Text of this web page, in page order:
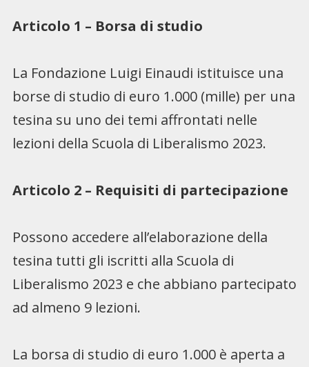
Articolo 1 – Borsa di studio
La Fondazione Luigi Einaudi istituisce una
borse di studio di euro 1.000 (mille) per una
tesina su uno dei temi affrontati nelle
lezioni della Scuola di Liberalismo 2023.
Articolo 2 – Requisiti di partecipazione
Possono accedere all’elaborazione della
tesina tutti gli iscritti alla Scuola di
Liberalismo 2023 e che abbiano partecipato
ad almeno 9 lezioni.
La borsa di studio di euro 1.000 è aperta a